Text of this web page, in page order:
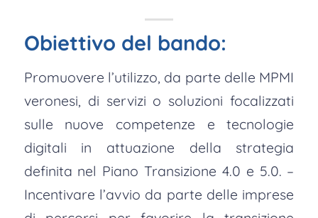
Obiettivo del bando:
Promuovere l’utilizzo, da parte delle MPMI
veronesi, di servizi o soluzioni focalizzati
sulle nuove competenze e tecnologie
digitali in attuazione della strategia
definita nel Piano Transizione 4.0 e 5.0. –
Incentivare l’avvio da parte delle imprese